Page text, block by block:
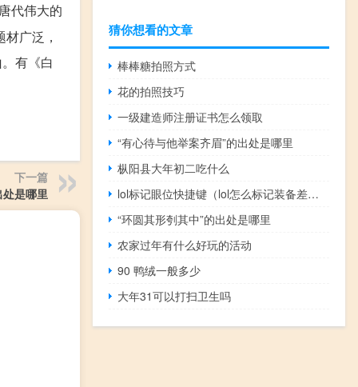
代伟大的
广泛，
有《白
下一篇
处是哪里
猜你想看的文章
棒棒糖拍照方式
花的拍照技巧
一级建造师注册证书怎么领取
“有心待与他举案齐眉”的出处是哪里
枞阳县大年初二吃什么
lol标记眼位快捷键（lol怎么标记装备差多少钱）
“环圆其形刳其中”的出处是哪里
农家过年有什么好玩的活动
90 鸭绒一般多少
大年31可以打扫卫生吗